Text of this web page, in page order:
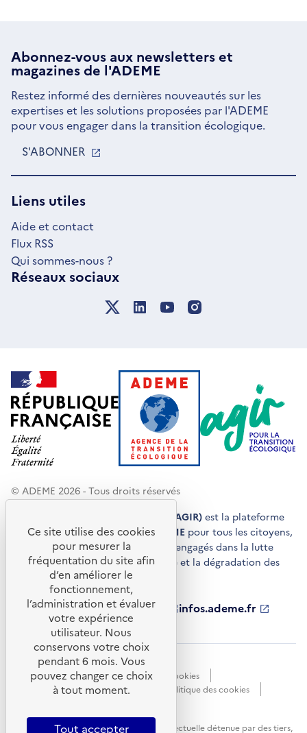
Abonnez-vous aux newsletterset
magazines de l'ADEME
Restez informé des dernières nouveautés sur les
expertises et les solutions proposées par l'ADEME
pour vous engager dans la transition écologique.
S'ABONNER
UNE
Liens utiles
Aide et contact
Flux RSS
Qui sommes-nous ?
Réseaux sociaux
© ADEME 2026 - Tous droits réservés
Agir pour la transition écologique (AGIR) est la plateforme
de conseils et de services de l'ADEME pour tous les citoyens,
acteurs économiques et territoires engagés dans la lutte
contre le réchauffement climatique et la dégradation des
ressources.
ademe.fr
S'ouvre
nouvelle
fenêtre
librairie.ademe.fr
S'ouvre
dans
une
nouvelle
fenêtre
infos.ademe.fr
S'ouvre
nouvelle
ademe.fr/presse
S'ouvre
nouvelle
fenêtre
Accessibilité : non conforme
Données personnelles
Gestion des cookies
Mentions légales
Plan du site
Politique des cookies
dans
Sauf mention explicite de propriété intellectuelle détenue par des tiers,
Ce site utilise des cookies
pour mesurer la
fréquentation du site afin
d’en améliorer le
fonctionnement,
l’administration et évaluer
votre expérience
utilisateur. Nous
conservons votre choix
pendant 6 mois. Vous
pouvez changer ce choix
à tout moment.
Tout accepter